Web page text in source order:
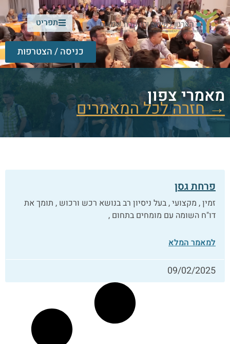
תפריט
כניסה / הצטרפות
מאמרי צפון
→ חזרה לכל המאמרים
פרחת גסן
זמין , מקצועי , בעל ניסיון רב בנושא רכש ורכוש , תומך את
דו"ח השומה עם מומחים בתחום ,
למאמר המלא
09/02/2025